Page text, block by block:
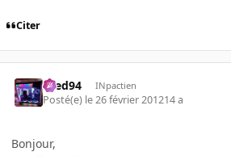
Citer
bred94 INpactien
Posté(e) le 26 février 201214 a
Bonjour,